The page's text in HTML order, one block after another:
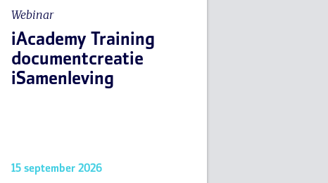
Webinar
iAcademy Training
documentcreatie
iSamenleving
15 september 2026